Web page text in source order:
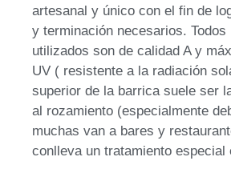
artesanal y único con el fin de
y terminación necesarios. Todos
utilizados son de calidad A y
UV ( resistente a la radiación
superior de la barrica suele ser
al rozamiento (especialmente
muchas van a bares y
conlleva un tratamiento especial